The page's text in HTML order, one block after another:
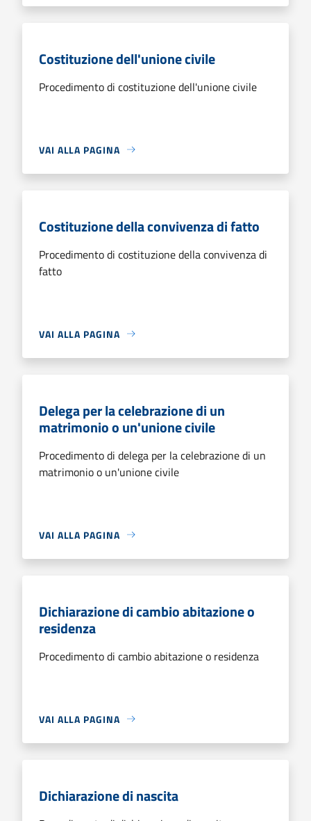
Costituzione dell'unione civile
Procedimento di costituzione dell'unione civile
VAI ALLA PAGINA
Costituzione della convivenza di fatto
Procedimento di costituzione della convivenza di
fatto
VAI ALLA PAGINA
Delega per la celebrazione di un
matrimonio o un'unione civile
Procedimento di delega per la celebrazione di un
matrimonio o un'unione civile
VAI ALLA PAGINA
Dichiarazione di cambio abitazione o
residenza
Procedimento di cambio abitazione o residenza
VAI ALLA PAGINA
Dichiarazione di nascita